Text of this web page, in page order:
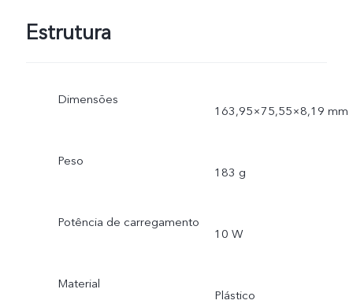
Estrutura
Dimensões
163,95×75,55×8,19 mm
Peso
183 g
Potência de carregamento
10 W
Material
Plástico